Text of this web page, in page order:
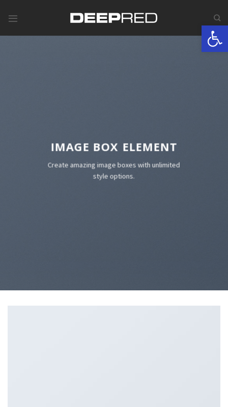
IMAGE BOX ELEMENT
Create amazing image boxes with unlimited
style options.